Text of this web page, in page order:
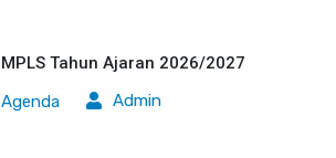
MPLS Tahun Ajaran 2026/2027
Agenda
Admin